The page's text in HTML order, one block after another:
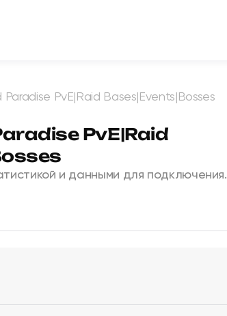
Paradise PvE|Raid Bases|Events|Bosses
PvE|Raid
и данными для подключения.